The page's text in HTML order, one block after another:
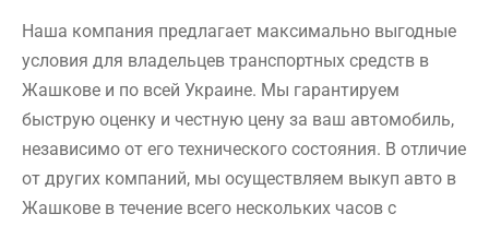
Наша компания предлагает максимально выгодные
условия для владельцев транспортных средств в
Жашкове и по всей Украине. Мы гарантируем
быструю оценку и честную цену за ваш автомобиль,
независимо от его технического состояния. В отличие
от других компаний, мы осуществляем выкуп авто в
Жашкове в течение всего нескольких часов с